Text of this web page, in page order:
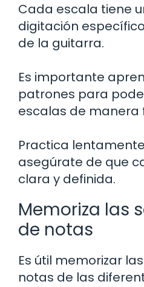
Cada escala tiene
digitación
de la guitarra.
Es importante
patrones para
escalas de manera
Practica
asegúrate de que
clara y definida.
Memoriza las
de notas
Es útil memorizar
notas de las